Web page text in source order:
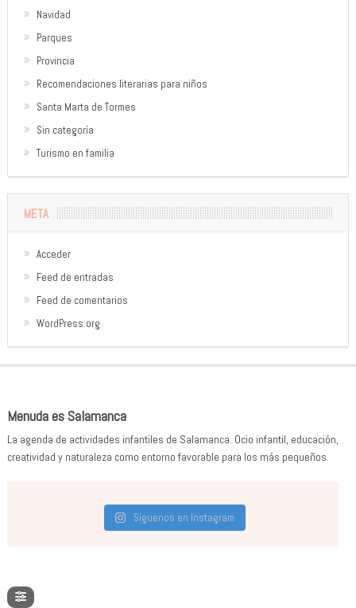
Navidad
Parques
Provincia
Recomendaciones literarias para niños
Santa Marta de Tormes
Sin categoría
Turismo en familia
META
Acceder
Feed de entradas
Feed de comentarios
WordPress.org
Menuda es Salamanca
La agenda de actividades infantiles de Salamanca. Ocio infantil, educación,
creatividad y naturaleza como entorno favorable para los más pequeños.
Síguenos en Instagram